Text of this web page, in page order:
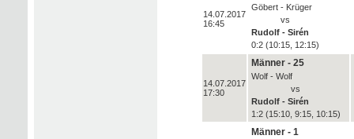
14.07.2017
16:45
Göbert - Krüger
vs
Rudolf - Sirén
0:2 (10:15, 12:15)
14.07.2017
17:30
Männer - 25
Wolf - Wolf
vs
Rudolf - Sirén
1:2 (15:10, 9:15, 10:15)
Männer - 1